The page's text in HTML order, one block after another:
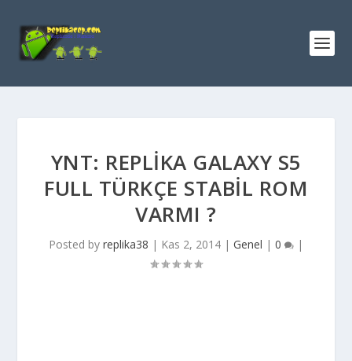
YNT: REPLIKA GALAXY S5
FULL TÜRKÇE STABIL ROM
VARMI ?
Posted by replika38 | Kas 2, 2014 | Genel | 0 |